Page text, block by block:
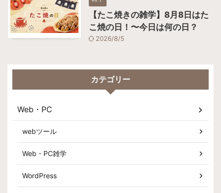
【たこ焼きの雑学】8月8日はた
こ焼の日！〜今日は何の日？
2026/8/5
カテゴリー
Web・PC
webツール
Web・PC雑学
WordPress